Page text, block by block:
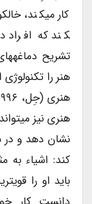
تشریح
هنر را تکنولوژی
هنری نیز
نشان دهد و در
کند: اشیاء به
باید او را